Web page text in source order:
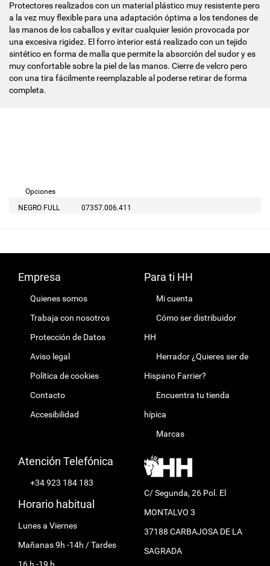
Protectores realizados con un material plástico muy resistente pero
a la vez muy flexible para una adaptación óptima a los tendones de
las manos de los caballos y evitar cualquier lesión provocada por
una excesiva rigidez. El forro interior está realizado con un tejido
sintético en forma de malla que permite la absorción del sudor y es
muy confortable sobre la piel de las manos. Cierre de velcro pero
con una tira fácilmente reemplazable al poderse retirar de forma
completa.
Opciones
NEGRO FULL
07357.006.411
Empresa
Quienes somos
Trabaja con nosotros
Protección de Datos
Aviso legal
Política de cookies
Contacto
Accesibilidad
Para ti HH
Mi cuenta
Cómo ser distribuidor
HH
Herrador ¿Quieres ser de
Hispano Farrier?
Encuentra tu tienda
hípica
Marcas
Atención Telefónica
+34 923 184 183
Horario habitual
Lunes a Viernes
Mañanas 9h -14h / Tardes
C/ Segunda, 26 Pol. El
MONTALVO 3
37188 CARBAJOSA DE LA
SAGRADA